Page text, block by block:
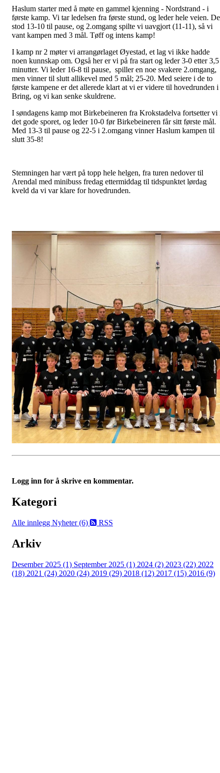
Haslum starter med å møte en gammel kjenning - Nordstrand - i
første kamp. Vi tar ledelsen fra første stund, og leder hele veien.
stod 13-10 til pause, og 2.omgang spilte vi uavgjort (11-11), så vi
vant kampen med 3 mål. Tøff og intens kamp!
I kamp nr 2 møter vi arrangørlaget Øyestad, et lag vi ikke hadde
noen kunnskap om. Også her er vi på fra start og leder 3-0 etter 3,5
minutter. Vi leder 16-8 til pause, spiller en noe svakere 2.omgang,
men vinner til slutt allikevel med 5 mål; 25-20. Med seiere i de to
første kampene er det allerede klart at vi er videre til hovedrunden i
Bring, og vi kan senke skuldrene.
I søndagens kamp mot Birkebeineren fra Krokstadelva fortsetter vi
det gode sporet, og leder 10-0 før Birkebeineren får sitt første mål.
Med 13-3 til pause og 22-5 i 2.omgang vinner Haslum kampen til
slutt 35-8!
Stemningen har vært på topp hele helgen, fra turen nedover til
Arendal med minibuss fredag ettermiddag til tidspunktet lørdag
kveld da vi var klare for hovedrunden.
Logg inn for å skrive en kommentar.
Kategori
Alle innlegg Nyheter (6) RSS
Arkiv
Desember 2025 (1) September 2025 (1) 2024 (2) 2023 (22) 2022
(18) 2021 (24) 2020 (24) 2019 (29) 2018 (12) 2017 (15) 2016 (9)